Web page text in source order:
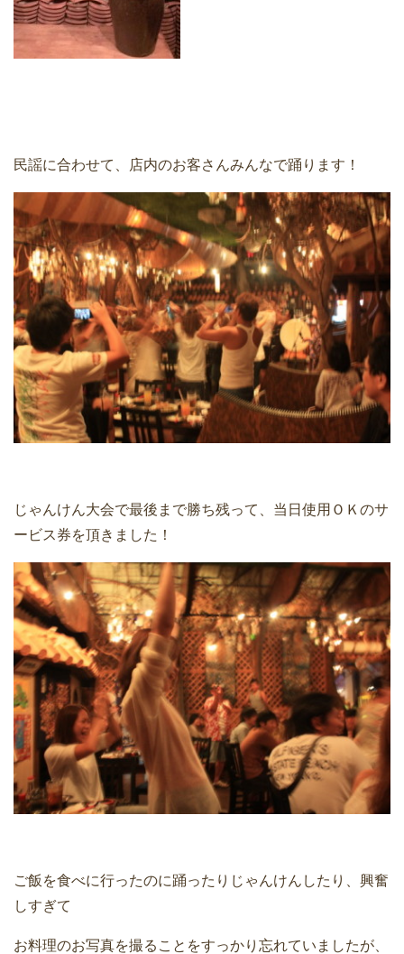
民謡に合わせて、店内のお客さんみんなで踊ります！
じゃんけん大会で最後まで勝ち残って、当日使用ＯＫのサ
ービス券を頂きました！
ご飯を食べに行ったのに踊ったりじゃんけんしたり、興奮
しすぎて
お料理のお写真を撮ることをすっかり忘れていましたが、